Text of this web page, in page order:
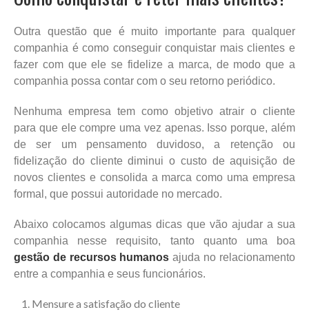
Outra questão que é muito importante para qualquer
companhia é como conseguir conquistar mais clientes e
fazer com que ele se fidelize a marca, de modo que a
companhia possa contar com o seu retorno periódico.
Nenhuma empresa tem como objetivo atrair o cliente
para que ele compre uma vez apenas. Isso porque, além
de ser um pensamento duvidoso, a retenção ou
fidelização do cliente diminui o custo de aquisição de
novos clientes e consolida a marca como uma empresa
formal, que possui autoridade no mercado.
Abaixo colocamos algumas dicas que vão ajudar a sua
companhia nesse requisito, tanto quanto uma boa
gestão de recursos humanos ajuda no relacionamento
entre a companhia e seus funcionários.
Mensure a satisfação do cliente